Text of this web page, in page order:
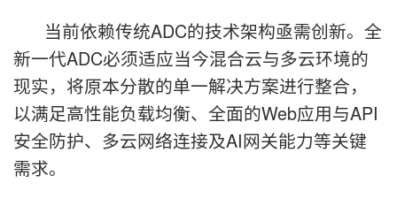
当前依赖传统ADC的技术架构亟需创新。全
新一代ADC必须适应当今混合云与多云环境的
现实，将原本分散的单一解决方案进行整合，
以满足高性能负载均衡、全面的Web应用与API
安全防护、多云网络连接及AI网关能力等关键
需求。